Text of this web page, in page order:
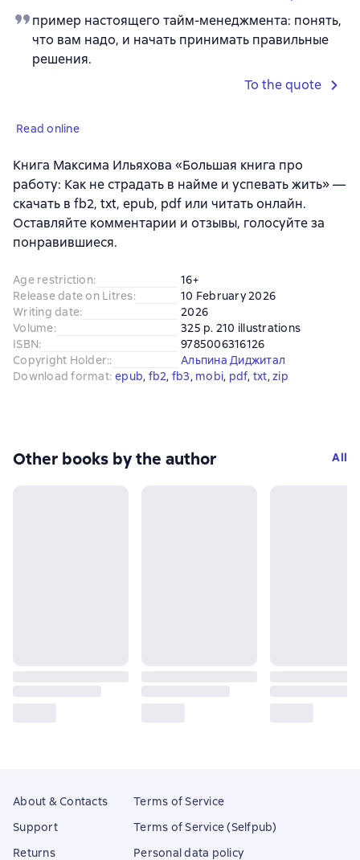
пример настоящего тайм-менеджмента: понять,
что вам надо, и начать принимать правильные
решения.
To the quote
Read online
Книга Максима Ильяхова «Большая книга про
работу: Как не страдать в найме и успевать жить» —
скачать в fb2, txt, epub, pdf или читать онлайн.
Оставляйте комментарии и отзывы, голосуйте за
понравившиеся.
Age restriction:
16+
Release date on Litres:
10 February 2026
Writing date:
2026
Volume:
325 p. 210 illustrations
ISBN:
9785006316126
Copyright Holder::
Альпина Диджитал
Download format: epub, fb2, fb3, mobi, pdf, txt, zip
Other books by the author All
About & Contacts
Support
Returns
Terms of Service
Terms of Service (Selfpub)
Personal data policy